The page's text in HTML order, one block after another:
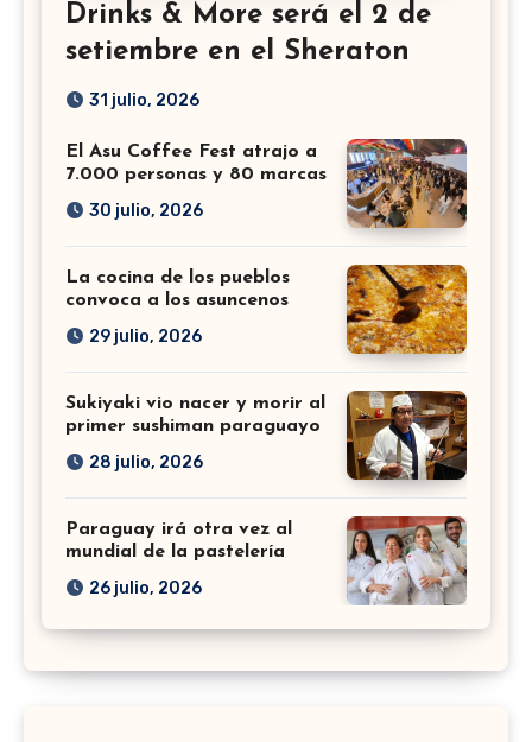
Drinks & More será el 2 de
setiembre en el Sheraton
31 julio, 2026
El Asu Coffee Fest atrajo a
7.000 personas y 80 marcas
30 julio, 2026
La cocina de los pueblos
convoca a los asuncenos
29 julio, 2026
Sukiyaki vio nacer y morir al
primer sushiman paraguayo
28 julio, 2026
Paraguay irá otra vez al
mundial de la pastelería
26 julio, 2026